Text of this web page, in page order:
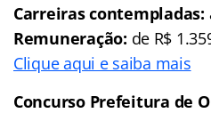
Carreiras contempladas:
Remuneração: de R$
Clique aqui e saiba mais
Concurso Prefeitura de